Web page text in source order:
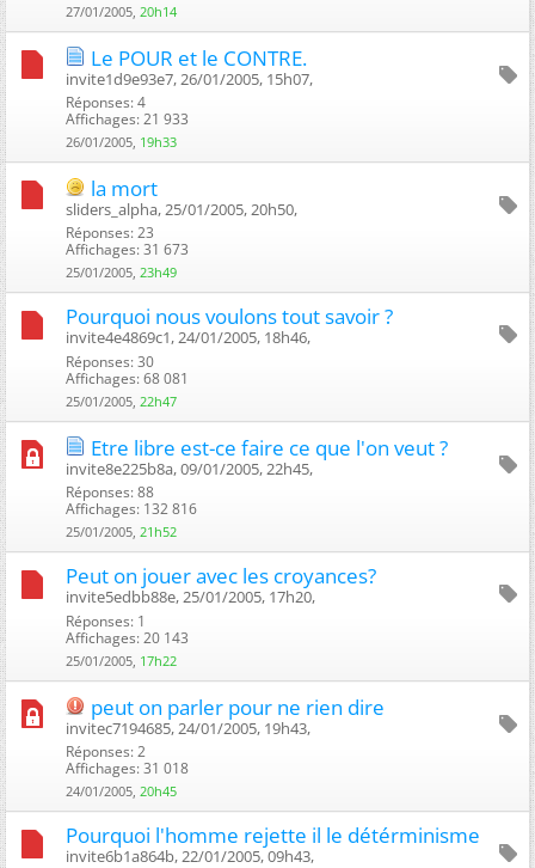
27/01/2005, 20h14
Le POUR et le CONTRE.
invite1d9e93e7, 26/01/2005, 15h07, ‎
Réponses: 4
Affichages: 21 933
26/01/2005, 19h33
la mort
sliders_alpha, 25/01/2005, 20h50, ‎
Réponses: 23
Affichages: 31 673
25/01/2005, 23h49
Pourquoi nous voulons tout savoir ?
invite4e4869c1, 24/01/2005, 18h46, ‎
Réponses: 30
Affichages: 68 081
25/01/2005, 22h47
Etre libre est-ce faire ce que l'on veut ?
invite8e225b8a, 09/01/2005, 22h45, ‎
Réponses: 88
Affichages: 132 816
25/01/2005, 21h52
Peut on jouer avec les croyances?
invite5edbb88e, 25/01/2005, 17h20, ‎
Réponses: 1
Affichages: 20 143
25/01/2005, 17h22
peut on parler pour ne rien dire
invitec7194685, 24/01/2005, 19h43, ‎
Réponses: 2
Affichages: 31 018
24/01/2005, 20h45
Pourquoi l'homme rejette il le détérminisme
invite6b1a864b, 22/01/2005, 09h43, ‎